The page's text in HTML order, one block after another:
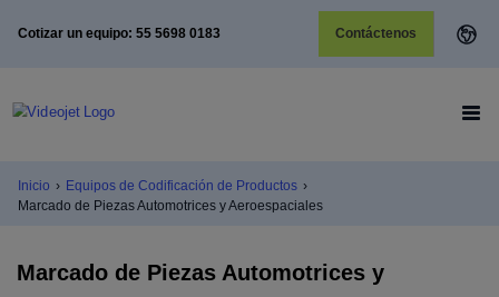
Cotizar un equipo: 55 5698 0183 Contáctenos
Inicio › Equipos de Codificación de Productos ›
Marcado de Piezas Automotrices y Aeroespaciales
Marcado de Piezas Automotrices y